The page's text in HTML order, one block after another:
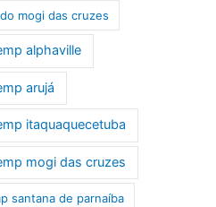
mogi das cruzes
alphaville
arujá
itaquaquecetuba
mogi das cruzes
santana de parnaíba